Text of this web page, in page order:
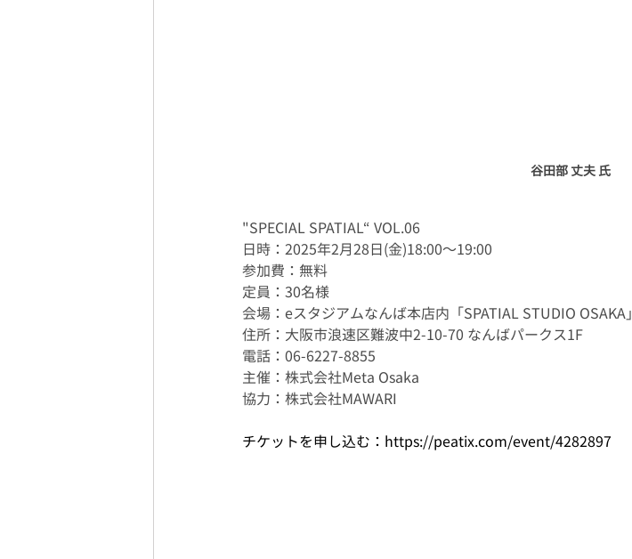
谷田部 丈夫 氏
"SPECIAL SPATIAL“ VOL.06
日時：2025年2月28日(金)18:00～19:00
参加費：無料
定員：30名様
会場：eスタジアムなんば本店内「SPATIAL STUDIO OSAKA」
住所：大阪市浪速区難波中2-10-70 なんばパークス1F
電話：06-6227-8855
主催：株式会社Meta Osaka
協力：株式会社MAWARI
チケットを申し込む： https://peatix.com/event/4282897